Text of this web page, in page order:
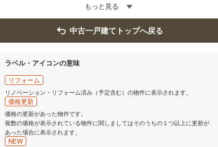
もっと見る
中古一戸建てトップへ戻る
ラベル・アイコンの意味
リフォーム
リノベーション・リフォーム済み（予定含む）の物件に表示されます。
価格更新
価格の更新があった物件です。
複数の価格が表示されている物件に関しましてはそのうちの１つ以上に更新が
あった場合に表示されます。
NEW